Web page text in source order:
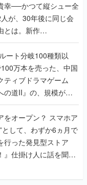
幸──かつて縦シュー全
が、30年後に同じ会
とは。新作
』で初タッグを組
訊く開発秘話
ート分岐100種類以
万本を売った、中国
ティブドラマゲーム
の道II』の、規模が違
ューサーに聞いた
プン？ スマホア
として、わずか6ヵ月で
行った発見型ストア
』仕掛け人に話を聞い